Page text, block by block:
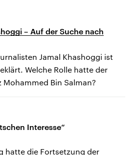
– Auf der Suche nach
Jamal Khashoggi ist
Welche Rolle hatte der
Bin Salman?
Interesse“
hatte die Fortsetzung der